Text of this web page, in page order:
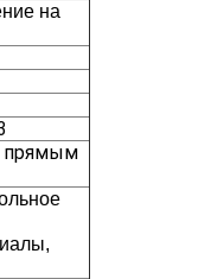
на
прямым